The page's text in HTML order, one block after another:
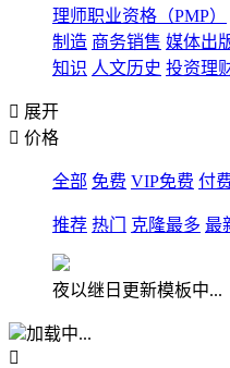
理师职业资格（PMP）
制造 商务销售 媒体出
知识 人文历史 投资理
 展开
 价格
全部 免费 VIP免费 付
推荐 热门 克隆最多 最
夜以继日更新模板中...
加载中...
